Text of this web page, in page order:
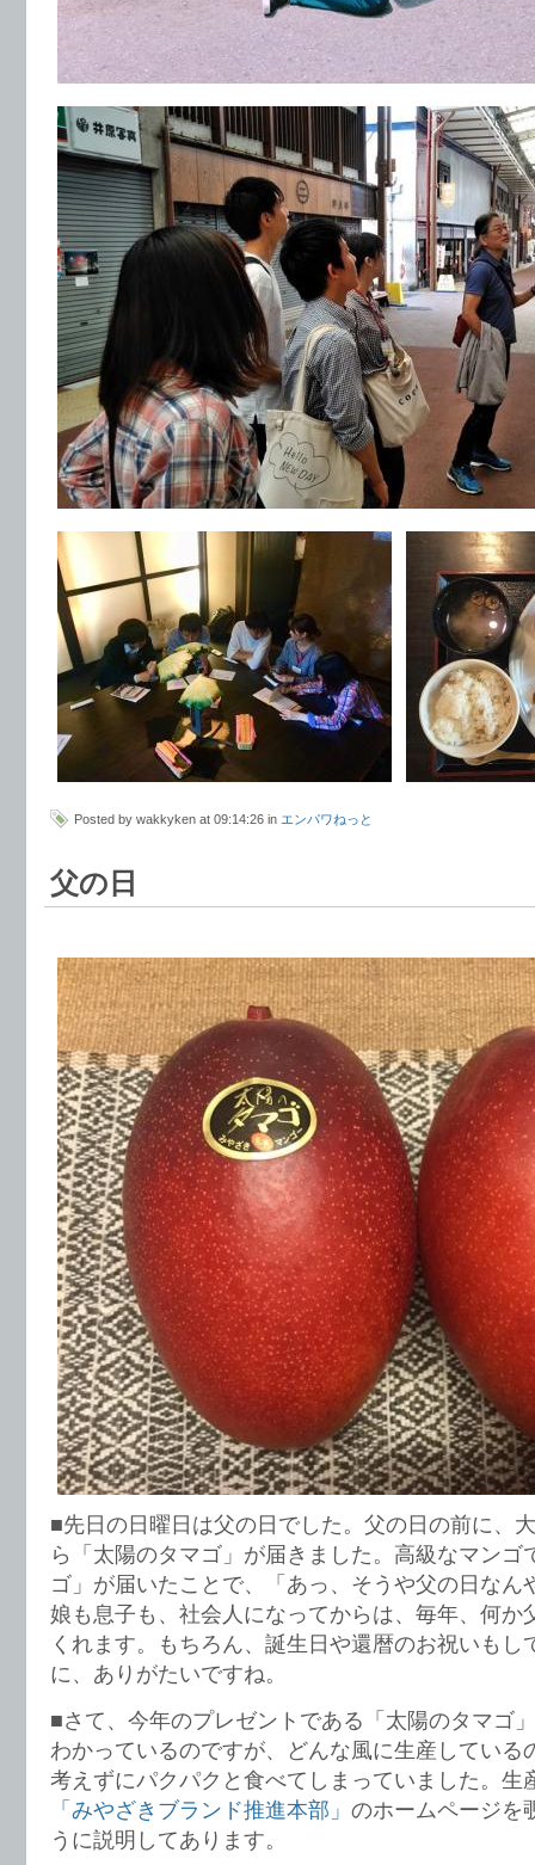
Posted by wakkyken at 09:14:26 in エンパワねっと
父の日
■先日の日曜日は父の日でした。父の日の前に、
ら「太陽のタマゴ」が届きました。高級なマンゴ
ゴ」が届いたことで、「あっ、そうや父の日なん
娘も息子も、社会人になってからは、毎年、何か
くれます。もちろん、誕生日や還暦のお祝いもし
に、ありがたいですね。
■さて、今年のプレゼントである「太陽のタマゴ
わかっているのですが、どんな風に生産している
考えずにパクパクと食べてしまっていました。生
「みやざきブランド推進本部」 のホームページを
うに説明してあります。